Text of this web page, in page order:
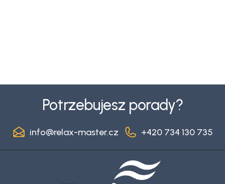
Potrzebujesz porady?
info@relax-master.cz +420 734 130 735